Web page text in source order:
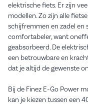
elektrische fiets. Er zijn
modellen. Zo zijn alle
schijfremmen en zadel en
comfortabeler, want
geabsorbeerd. De
een betrouwbare en
dat je altijd de gewenste
Bij de Finez E-Go Power
kan je kiezen tussen een